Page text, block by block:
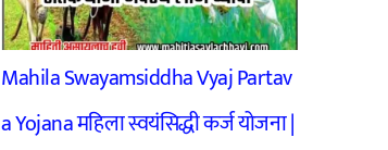
Mahila Swayamsiddha Vyaj Partav
a Yojana महिला स्वयंसिद्धी कर्ज योजना |